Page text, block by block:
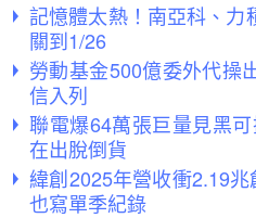
記憶體太熱！南亞科、
關到1/26
勞動基金500億委外代操
信入列
聯電爆64萬張巨量見黑
在出脫倒貨
緯創2025年營收衝2.19
也寫單季紀錄